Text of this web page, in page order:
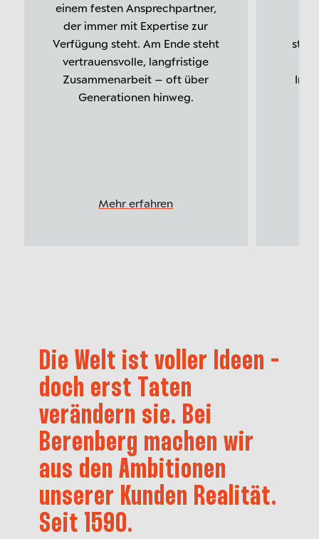
einem festen Ansprechpartner,
der immer mit Expertise zur
Verfügung steht. Am Ende steht
vertrauensvolle, langfristige
Zusammenarbeit – oft über
Generationen hinweg.
Mehr erfahren
Die Welt ist voller Ideen -
doch erst Taten
verändern sie. Bei
Berenberg machen wir
aus den Ambitionen
unserer Kunden Realität.
Seit 1590.